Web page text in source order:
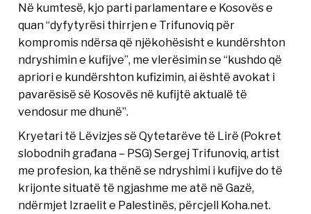
Në kumtesë, kjo parti parlamentare e Kosovës e
quan “dyfytyrësi thirrjen e Trifunoviq për
kompromis ndërsa që njëkohësisht e kundërshton
ndryshimin e kufijve”, me vlerësimin se “kushdo që
apriori e kundërshton kufizimin, ai është avokat i
pavarësisë së Kosovës në kufijtë aktualë të
vendosur me dhunë”.
Kryetari të Lëvizjes së Qytetarëve të Lirë (Pokret
slobodnih građana – PSG) Sergej Trifunoviq, artist
me profesion, ka thënë se ndryshimi i kufijve do të
krijonte situatë të ngjashme me atë në Gazë,
ndërmjet Izraelit e Palestinës, përcjell Koha.net.